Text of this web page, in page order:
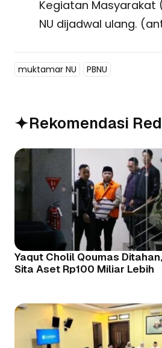
Kegiatan Masyarakat
NU dijadwal ulang.
muktamar NU PBNU
Rekomendasi
Yaqut Cholil Qoumas
Sita Aset Rp100 Miliar Lebih